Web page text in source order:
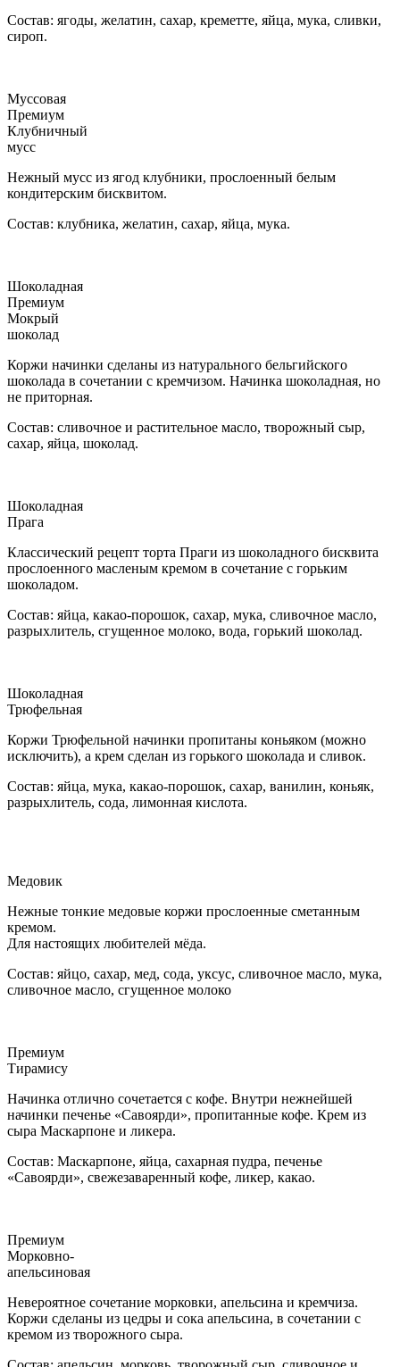
Состав: ягоды, желатин, сахар, креметте, яйца, мука, сливки,
сироп.
Муссовая
Премиум
Клубничный
мусс
Нежный мусс из ягод клубники, прослоенный белым
кондитерским бисквитом.
Состав: клубника, желатин, сахар, яйца, мука.
Шоколадная
Премиум
Мокрый
шоколад
Коржи начинки сделаны из натурального бельгийского
шоколада в сочетании с кремчизом. Начинка шоколадная, но
не приторная.
Состав: сливочное и растительное масло, творожный сыр,
сахар, яйца, шоколад.
Шоколадная
Прага
Классический рецепт торта Праги из шоколадного бисквита
прослоенного масленым кремом в сочетание с горьким
шоколадом.
Состав: яйца, какао-порошок, сахар, мука, сливочное масло,
разрыхлитель, сгущенное молоко, вода, горький шоколад.
Шоколадная
Трюфельная
Коржи Трюфельной начинки пропитаны коньяком (можно
исключить), а крем сделан из горького шоколада и сливок.
Состав: яйца, мука, какао-порошок, сахар, ванилин, коньяк,
разрыхлитель, сода, лимонная кислота.
Медовик
Нежные тонкие медовые коржи прослоенные сметанным
кремом.
Для настоящих любителей мёда.
Состав: яйцо, сахар, мед, сода, уксус, сливочное масло, мука,
сливочное масло, сгущенное молоко
Премиум
Тирамису
Начинка отлично сочетается с кофе. Внутри нежнейшей
начинки печенье «Савоярди», пропитанные кофе. Крем из
сыра Маскарпоне и ликера.
Состав: Маскарпоне, яйца, сахарная пудра, печенье
«Савоярди», свежезаваренный кофе, ликер, какао.
Премиум
Морковно-
апельсиновая
Невероятное сочетание морковки, апельсина и кремчиза.
Коржи сделаны из цедры и сока апельсина, в сочетании с
кремом из творожного сыра.